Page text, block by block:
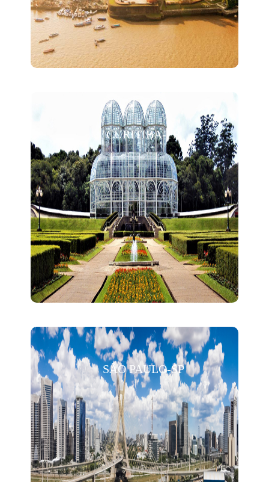
CURITIBA-PR
SÃO PAULO-SP